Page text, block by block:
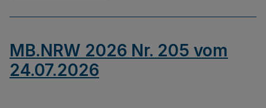
MB.NRW 2026 Nr. 205 vom
24.07.2026